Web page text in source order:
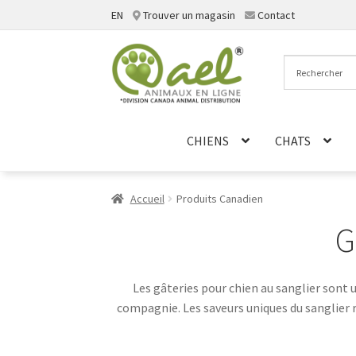
EN Trouver un magasin Contact
Aller
à
la
Aller
au
contenu
CHIENS CHATS
Accueil Produits Canadien
Les gâteries pour chien au sanglier
compagnie. Les saveurs uniques du